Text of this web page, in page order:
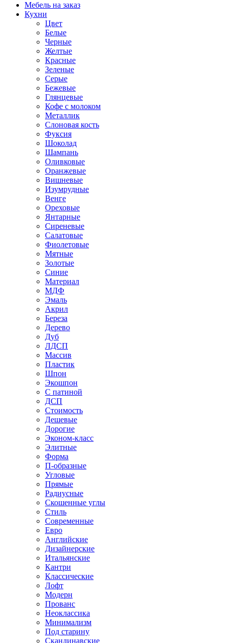
Мебель на заказ
Кухни
Цвет
Белые
Черные
Желтые
Красные
Зеленые
Серые
Бежевые
Глянцевые
Кофе с молоком
Металлик
Слоновая кость
Фуксия
Шоколад
Шампань
Оливковые
Оранжевые
Вишневые
Изумрудные
Венге
Ореховые
Янтарные
Сиреневые
Салатовые
Фиолетовые
Мятные
Золотые
Синие
Материал
МДФ
Эмаль
Акрил
Береза
Дерево
Дуб
ЛДСП
Массив
Пластик
Шпон
Экошпон
С патиной
ДСП
Стоимость
Дешевые
Дорогие
Эконом-класс
Элитные
Форма
П-образные
Угловые
Прямые
Радиусные
Скошенные углы
Стиль
Современные
Евро
Английские
Дизайнерские
Итальянские
Кантри
Классические
Лофт
Модерн
Прованс
Неоклассика
Минимализм
Под старину
Скандинавские